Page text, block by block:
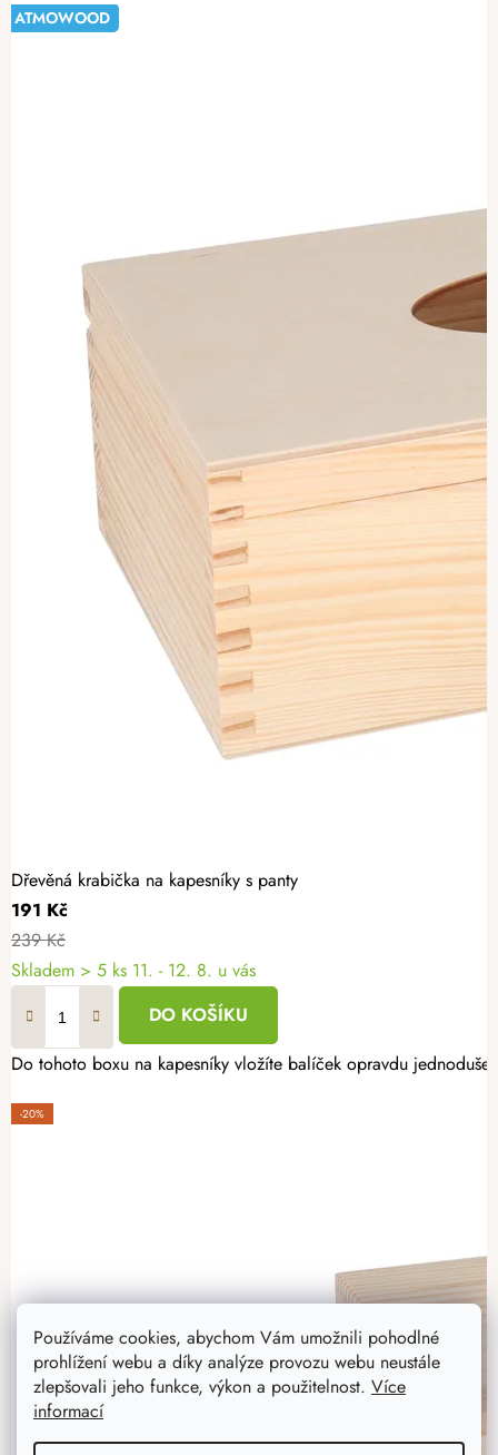
Používáme cookies, abychom Vám umožnili pohodlné
prohlížení webu a díky analýze provozu webu neustále
zlepšovali jeho funkce, výkon a použitelnost. Více
informací
-20%
Dřevěná krabička na kapesníky s panty
191 Kč
239 Kč
Skladem > 5 ks 11. - 12. 8. u vás
DO KOŠÍKU
Do tohoto boxu na kapesníky vložíte balíček opravdu
-20%
ATMOWOOD